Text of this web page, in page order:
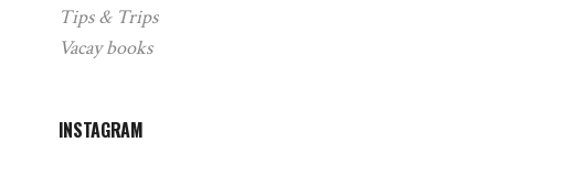
Tips & Trips
Vacay books
INSTAGRAM